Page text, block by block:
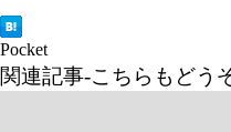
Pocket
関連記事-こちらもどう